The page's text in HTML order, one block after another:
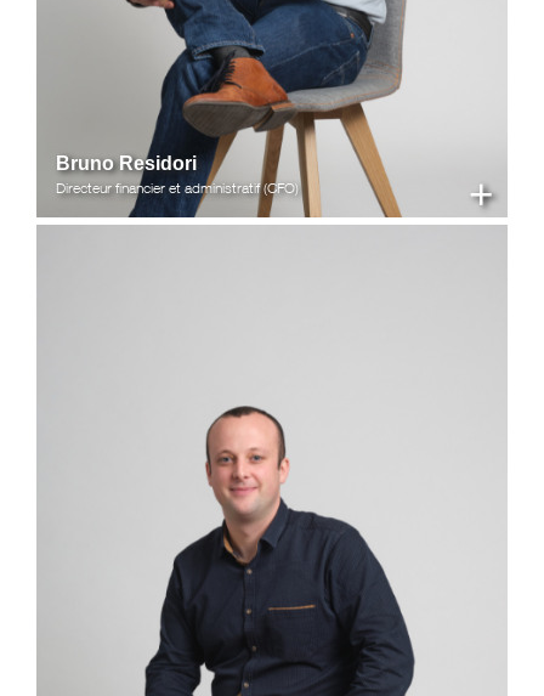
+
Bruno Residori
Directeur financier et administratif (CFO)